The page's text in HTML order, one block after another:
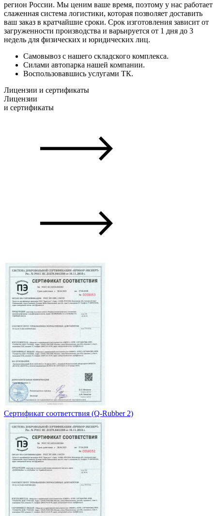
регион России. Мы ценим ваше время, поэтому у нас работает
слаженная система логистики, которая позволяет доставить
ваш заказ в кратчайшие сроки. Срок изготовления зависит от
загруженности производства и варьируется от 1 дня до 3
недель для физических и юридических лиц.
Самовывоз с нашего складского комплекса.
Силами автопарка нашей компании.
Воспользовавшись услугами ТК.
Лицензии и сертификаты
Лицензии
и сертификаты
Сертификат соответствия (Q-Rubber 2)